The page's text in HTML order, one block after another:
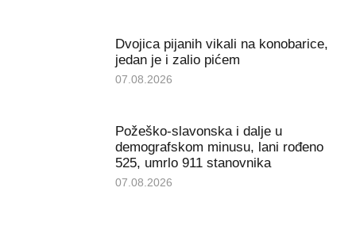
Dvojica pijanih vikali na konobarice,
jedan je i zalio pićem
07.08.2026
Požeško-slavonska i dalje u
demografskom minusu, lani rođeno
525, umrlo 911 stanovnika
07.08.2026